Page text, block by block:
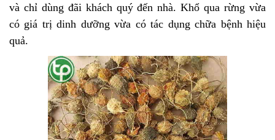
và chỉ dùng đãi khách quý đến nhà. Khổ qua rừng vừa
có giá trị dinh dưỡng vừa có tác dụng chữa bệnh hiệu
quả.